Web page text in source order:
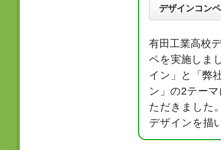
デザインコンペ
有田工業高校
ペを実施しま
イン」と「弊
ン」の2テー
ただきました
デザインを描